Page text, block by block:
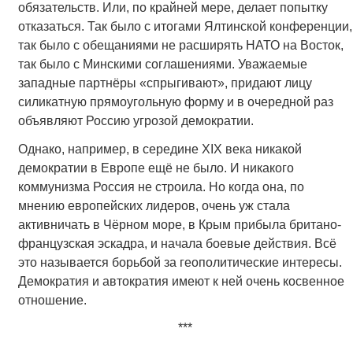
обязательств. Или, по крайней мере, делает попытку
отказаться. Так было с итогами Ялтинской конференции,
так было с обещаниями не расширять НАТО на Восток,
так было с Минскими соглашениями. Уважаемые
западные партнёры «спрыгивают», придают лицу
силикатную прямоугольную форму и в очередной раз
объявляют Россию угрозой демократии.
Однако, например, в середине ХIХ века никакой
демократии в Европе ещё не было. И никакого
коммунизма Россия не строила. Но когда она, по
мнению европейских лидеров, очень уж стала
активничать в Чёрном море, в Крым прибыла британо-
французская эскадра, и начала боевые действия. Всё
это называется борьбой за геополитические интересы.
Демократия и автократия имеют к ней очень косвенное
отношение.
***